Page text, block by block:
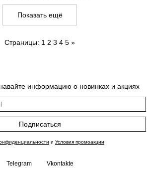
Показать ещё
Страницы: 1 2 3 4 5 »
информацию о новинках и акциях
Подписаться
и Условия промоакции
Telegram Vkontakte